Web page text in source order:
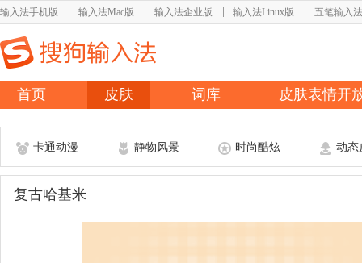
输入法手机版 输入法Mac版 输入法企业版 输入法Linux版 五笔输入法
首页 皮肤 词库 皮肤表情开
卡通动漫 静物风景 时尚酷炫 动态
复古哈基米